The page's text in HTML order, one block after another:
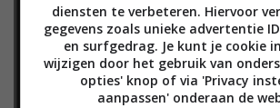
diensten te verbeteren. Hiervoor
gegevens zoals unieke advertentie
en surfgedrag. Je kunt je cookie
wijzigen door het gebruik van
opties' knop of via 'Privacy
aanpassen' onderaan de